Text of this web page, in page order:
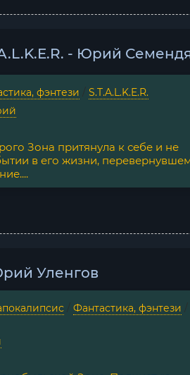
- Юрий
фэнтези S.T.A.L.K.E.R.
Зона притянула к себе и не
в его жизни,
Уленгов
Фантастика, фэнтези